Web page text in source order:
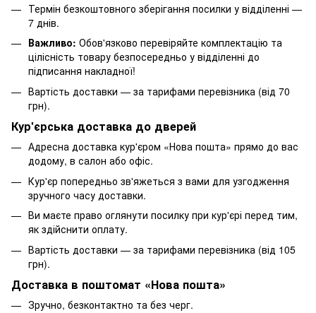
Термін безкоштовного зберігання посилки у відділенні —
7 днів.
Важливо: Обов'язково перевіряйте комплектацію та
цілісність товару безпосередньо у відділенні до
підписання накладної!
Вартість доставки — за тарифами перевізника (від 70
грн).
Кур'єрська доставка до дверей
Адресна доставка кур'єром «Нова пошта» прямо до вас
додому, в салон або офіс.
Кур'єр попередньо зв'яжеться з вами для узгодження
зручного часу доставки.
Ви маєте право оглянути посилку при кур'єрі перед тим,
як здійснити оплату.
Вартість доставки — за тарифами перевізника (від 105
грн).
Доставка в поштомат «Нова пошта»
Зручно, безконтактно та без черг.